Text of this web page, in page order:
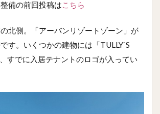
備の前回投稿はこちら
北側。「アーバンリゾートゾーン」が
す。いくつかの建物には「TULLY`S
すでに入居テナントのロゴが入ってい